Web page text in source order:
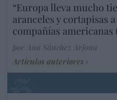
“Europa lleva mucho
aranceles y cortapisas
compañías americanas
Artículos anteriores